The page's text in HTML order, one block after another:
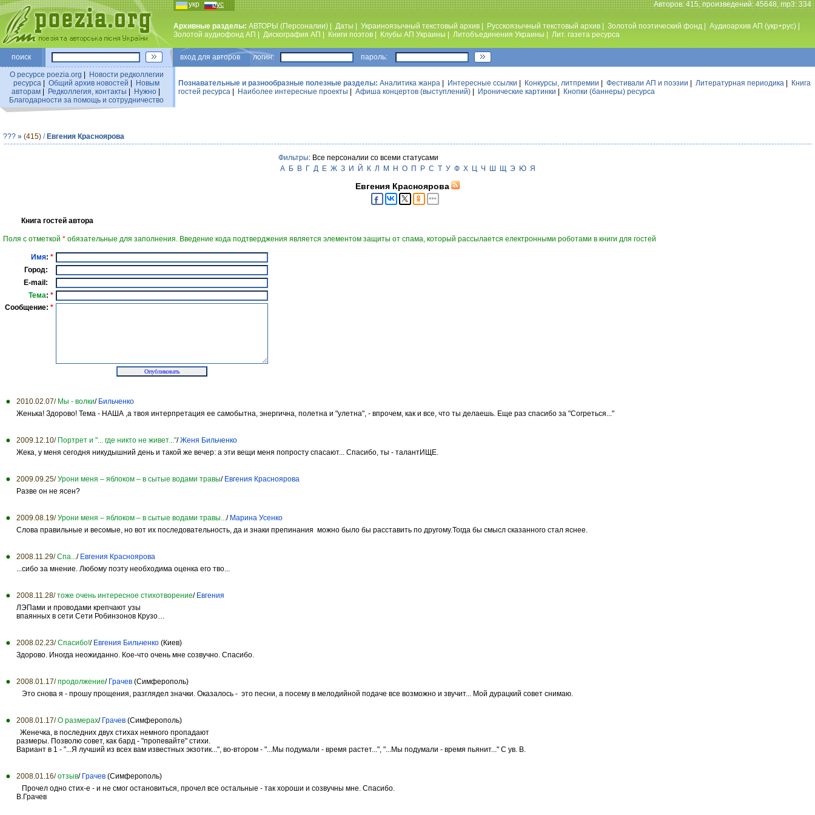
укр рус Авторов: 415, произведений: 45648, mp3: 334
Архивные разделы: АВТОРЫ (Персоналии) Даты Украиноязычный текстовый архив Русскоязычный текстовый архив Золотой поэтический фонд Аудиоархив АП (укр+рус)
Золотой аудиофонд АП
Дискография АП Книги поэтов Клубы АП Украины Литобъединения Украины Лит. газета ресурса
поиск вход для авторов логин: пароль:
О ресурсе poezia.org
Новости редколлегии
ресурса
Общий архив новостей
Новым
авторам| Редколлегия, контакты Нужно|
Благодарности за помощь и сотрудничество
Познавательные и разнообразные полезные разделы: Аналитика жанра Интересные ссылки Конкурсы, литпремии Фестивали АП и поэзии Литературная периодика
Книга
гостей ресурса
Наиболее интересные проекты Афиша концертов (выступлений) Иронические картинки Кнопки (баннеры) ресурса
??? » (415) / Евгения Красноярова
Фильтры: Все персоналии со всеми статусами
А
Б В Г Д Е Ж З И Й К Л М Н О П Р С Т У Ф Х Ц Ч Ш Щ Э Ю Я
Евгения Красноярова
Книга гостей автора
Поля с отметкой * обязательные для заполнения. Введение кода подтверджения является элементом защиты от спама, который рассылается електронными роботами в книги для гостей
Имя: *
Город:
E-mail:
Тема: *
Сообщение: *
2010.02.07/ Мы - волки/ Бильченко
Женька! Здорово! Тема - НАША ,а твоя интерпретация ее самобытна, энергична, полетна и "улетна", - впрочем, как и все, что ты делаешь. Еще раз спасибо за "Согреться..."
2009.12.10/ Портрет и "... где никто не живет..."/Женя Бильченко
Жека, у меня сегодня никудышний день и такой же вечер: а эти вещи меня попросту спасают... Спасибо, ты - талантИЩЕ.
2009.09.25/ Урони меня – яблоком – в сытые водами травы/ Евгения Красноярова
Разве он не ясен?
2009.08.19/ Урони меня – яблоком – в сытые водами травы.../ Марина Усенко
Слова правильные и весомые, но вот их последовательность, да и знаки препинания можно было бы расставить по другому.Тогда бы смысл сказанного стал яснее.
2008.11.29/ Спа.../ Евгения Красноярова
...сибо за мнение. Любому поэту необходима оценка его тво...
2008.11.28/ тоже очень интересное стихотворение/ Евгения
ЛЭПами и проводами крепчают узы
впаянных в сети Сети Робинзонов Крузо…
2008.02.23/ Спасибо!/ Евгения Бильченко (Киев)
Здорово. Иногда неожиданно. Кое-что очень мне созвучно. Спасибо.
2008.01.17/ продолжение/ Грачев (Симферополь)
Это снова я - прошу прощения, разглядел значки. Оказалось - это песни, а посему в мелодийной подаче все возможно и звучит... Мой дурацкий совет снимаю.
2008.01.17/ О размерах/ Грачев (Симферополь)
Женечка, в последних двух стихах немного пропадают
размеры. Позволю совет, как бард - "пропевайте" стихи.
Вариант в 1 - "...Я лучший из всех вам известных экзотик...", во-втором - "...Мы подумали - время растет...", "...Мы подумали - время пьянит..." С ув. В.
2008.01.16/ отзыв/ Грачев (Симферополь)
Прочел одно стих-е - и не смог остановиться, прочел все остальные - так хороши и созвучны мне. Спасибо.
В.Грачев